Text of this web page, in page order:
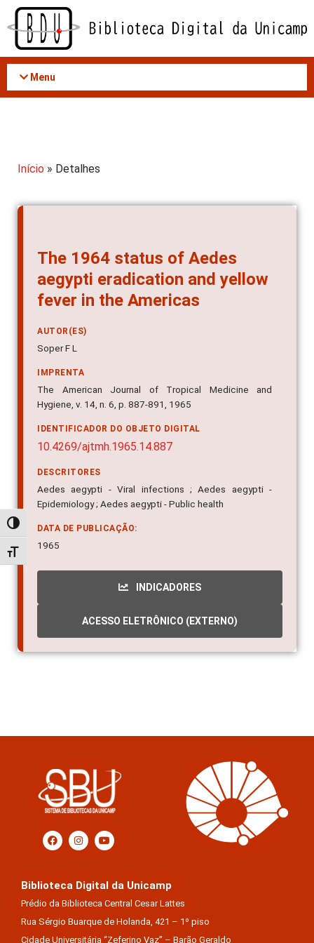
Acessar
conteúdo
Alternar alto contraste
Alternar tamanho da fonte
Menu
Início » Detalhes
The 1964 status of Aedes
aegypti eradication and yellow
fever in the Americas
AUTOR(ES)
Soper F L
IMPRENTA
The American Journal of Tropical Medicine and
Hygiene, v. 14, n. 6, p. 887-891, 1965
IDENTIFICADOR DO OBJETO DIGITAL
10.4269/ajtmh.1965.14.887
DESCRITORES
Aedes aegypti - Viral infections ; Aedes aegypti -
Epidemiology ; Aedes aegypti - Public health
DATA DE PUBLICAÇÃO:
1965
INDICADORES
ACESSO ELETRÔNICO (EXTERNO)
Biblioteca Digital da Unicamp
Prédio da Biblioteca Central Cesar Lattes
Rua Sérgio Buarque de Holanda, 421 – 1º piso
Cidade Universitária “Zeferino Vaz” – Barão Geraldo